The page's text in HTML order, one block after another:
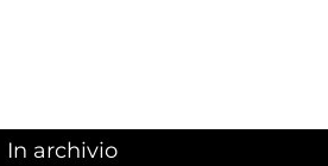
In archivio